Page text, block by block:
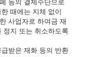
때에는 지체 없이
사업자로 하여금 재
정지 또는 취소하도록
받은 재화 등의 반환